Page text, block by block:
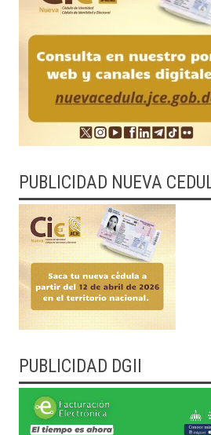
PUBLICIDAD NUEVA
PUBLICIDAD DGII